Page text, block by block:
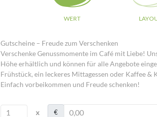
WERT
Gutscheine – Freude zum Verschenken
Verschenke Genussmomente im Café mit Liebe!
Höhe erhältlich und können für alle Angebote
Frühstück, ein leckeres Mittagessen oder Kaffee &
Einfach vorbeikommen und Freude schenken!
x €